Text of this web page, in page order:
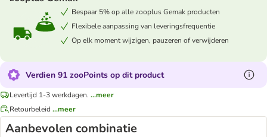
Bespaar 5% op alle zooplus Gemak producten
Flexibele aanpassing van leveringsfrequentie
Op elk moment wijzigen, pauzeren of verwijderen
Verdien 91 zooPoints op dit product
Levertijd 1-3 werkdagen. ...meer
Retourbeleid ...meer
Aanbevolen combinatie